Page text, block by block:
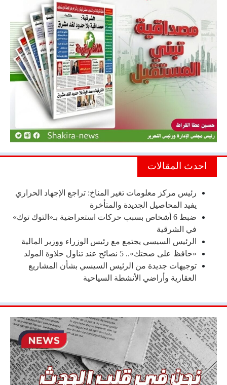
احدث المقالات
رئيس مركز معلومات تغير المناخ: تراجع الإجهاد الحراري
يفيد المحاصيل الجديدة والمتأخرة
ضبط 6 أشخاص بسبب حركات استعراضية بـ«التوك توك»
في الشرقية
الرئيس السيسي يجتمع مع رئيس الوزراء ووزير المالية
«حافظ على صحتك».. 5 نصائح عند تناول حلاوة المولد
توجيهات جديدة من الرئيس السيسي بشأن المشاريع
العقارية وأراضي الأنشطة السياحية